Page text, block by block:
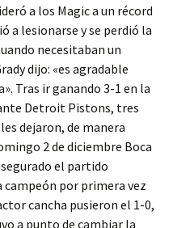
a los Magic a un récord
a lesionarse y se perdió la
necesitaban un
dijo: «es agradable
Tras ir ganando 3-1 en la
Detroit Pistons, tres
dejaron, de manera
2 de diciembre Boca
el partido
campeón por primera vez
cancha pusieron el 1-0,
a punto de cambiar la